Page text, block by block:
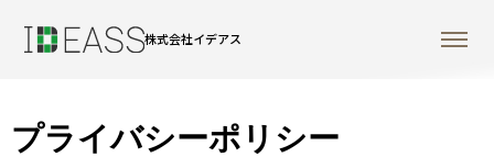
株式会社イデアス
プライバシーポリシー